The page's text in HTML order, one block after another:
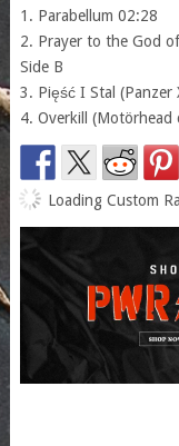
1. Parabellum 02:28
2. Prayer to the God
Side B
3. Pięść I Stal (Panzer
4. Overkill (Motörhead
Loading Custom